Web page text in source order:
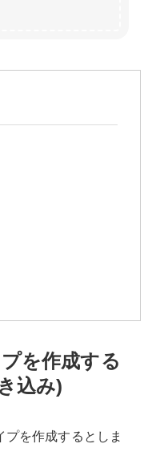
を作成する
込み)
プを作成するとしま